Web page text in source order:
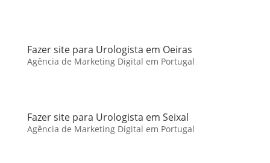
Fazer site para Urologista em Oeiras
Agência de Marketing Digital em Portugal
Fazer site para Urologista em Seixal
Agência de Marketing Digital em Portugal